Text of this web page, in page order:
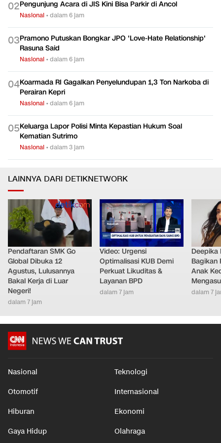
02Pengunjung Acara di JIS Kini Bisa Parkir di Ancol
Nasional •dalam 6 jam
03Pramono Putuskan Bongkar JPO 'Love-Hate Relationship'
Rasuna Said
Nasional •dalam 6 jam
04Koarmada RI Gagalkan Penyelundupan 1,3 Ton Narkoba di
Perairan Kepri
Nasional •dalam 6 jam
05Keluarga Lapor Polisi Minta Kepastian Hukum Soal
Kematian Sutrimo
Nasional •dalam 3 jam
LAINNYA DARI DETIKNETWORK
Pendaftaran SMK Go
Global Dibuka 12
Agustus, Lulusannya
Bakal Kerja di Luar
Negeri!
dalam 7 jam
Video: Urgensi
Optimalisasi KUB Demi
Perkuat Likuditas &
Layanan BPD
dalam 7 jam
Deepika
Bagikan
Anak
dalam 7
Nasional Teknologi
Otomotif Internasional
Hiburan Ekonomi
Gaya Hidup Olahraga